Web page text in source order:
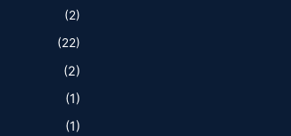
(2)
(22)
(2)
(1)
(1)